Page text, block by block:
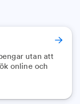
utan att
online och